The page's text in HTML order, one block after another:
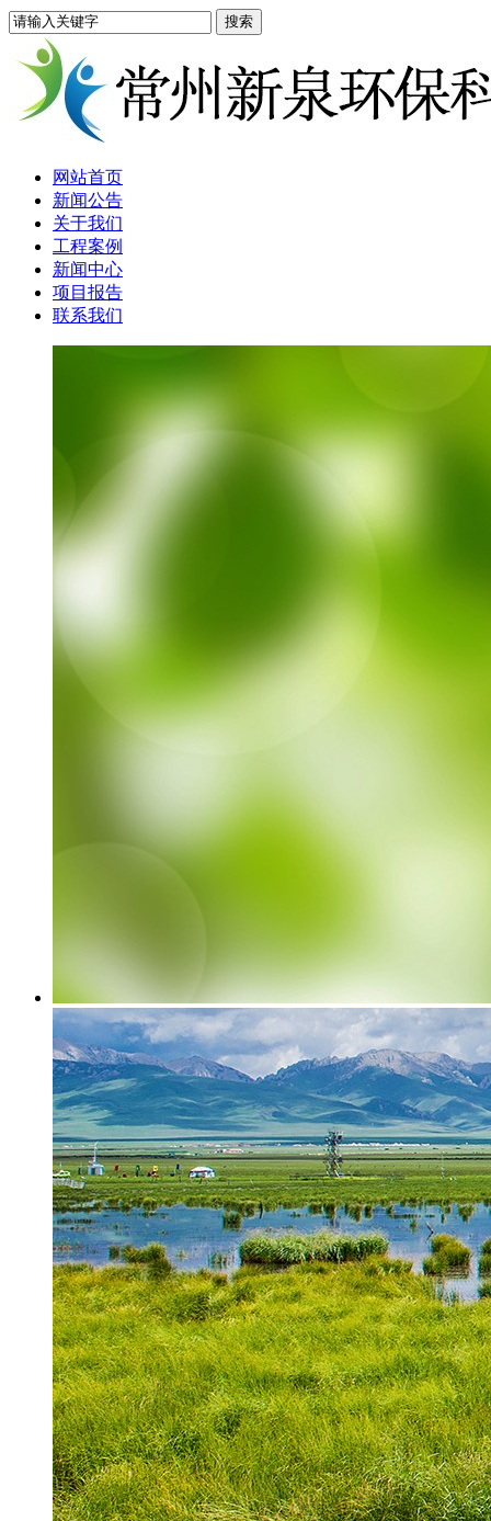
网站首页
新闻公告
关于我们
工程案例
新闻中心
项目报告
联系我们